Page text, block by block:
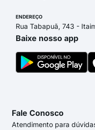
ENDEREÇO
Rua Tabapuã, 743 -
Baixe nosso app
Fale Conosco
Atendimento para